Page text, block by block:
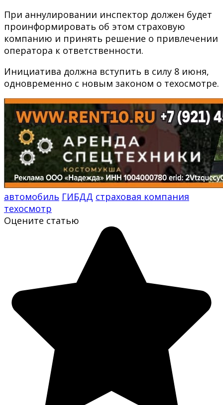
При аннулировании инспектор должен будет
проинформировать об этом страховую
компанию и принять решение о привлечении
оператора к ответственности.
Инициатива должна вступить в силу 8 июня,
одновременно с новым законом о техосмотре.
автомобиль ГИБДД страховая компания
техосмотр
Оцените статью